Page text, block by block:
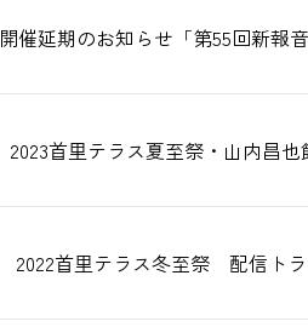
開催延期のお知らせ「第55回新報
2023首里テラス夏至祭・山内昌
2022首里テラス冬至祭 配信ト